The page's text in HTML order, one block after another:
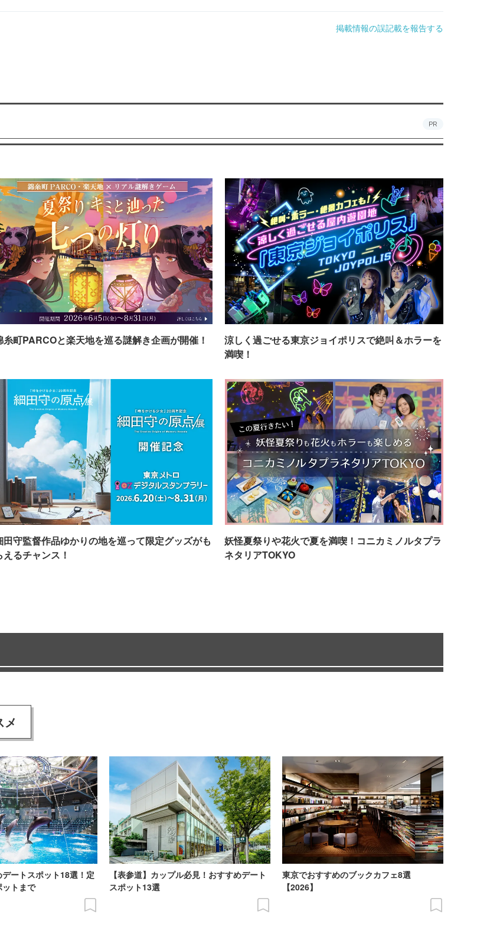
掲載情報の誤記載を報告する
PR
糸町PARCOと楽天地を巡る謎解き企画が開催！
涼しく過ごせる東京ジョイポリスで絶叫＆ホラーを
満喫！
田守監督作品ゆかりの地を巡って限定グッズがも
えるチャンス！
妖怪夏祭りや花火で夏を満喫！コニカミノルタプラ
ネタリアTOKYO
メ
デートスポット18選！定
トまで
【表参道】カップル必見！おすすめデート
スポット13選
東京でおすすめのブックカフェ8選
【2026】